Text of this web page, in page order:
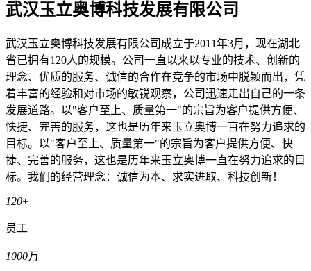
武汉玉立奥博科技发展有限公司
武汉玉立奥博科技发展有限公司成立于2011年3月，现在湖北
省已拥有120人的规模。公司一直以来以专业的技术、创新的
理念、优质的服务、诚信的合作在竞争的市场中脱颖而出，凭
着丰富的经验和对市场的敏锐观察，公司迅速走出自己的一条
发展道路。以"客户至上、质量第一"的宗旨为客户提供方便、
快捷、完善的服务，这也是历年来玉立奥博一直在努力追求的
目标。以"客户至上、质量第一"的宗旨为客户提供方便、快
捷、完善的服务，这也是历年来玉立奥博一直在努力追求的目
标。我们的经营理念：诚信为本、求实进取、科技创新！
120+
员工
1000万